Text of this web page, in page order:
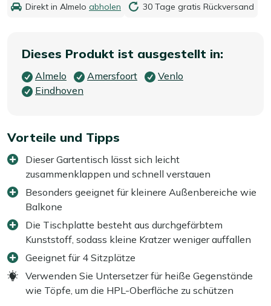
Direkt in Almelo abholen 30 Tage gratis Rückversand
Dieses Produkt ist ausgestellt in:
Almelo Amersfoort
Venlo
Eindhoven
Vorteile und Tipps
Dieser Gartentisch lässt sich leicht
zusammenklappen und schnell verstauen
Besonders geeignet für kleinere Außenbereiche wie
Balkone
Die Tischplatte besteht aus durchgefärbtem
Kunststoff, sodass kleine Kratzer weniger auffallen
Geeignet für 4 Sitzplätze
Verwenden Sie Untersetzer für heiße Gegenstände
wie Töpfe, um die HPL-Oberfläche zu schützen